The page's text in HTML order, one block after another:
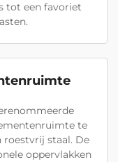
tot een favoriet
te
roestvrij staal. De
oppervlakken